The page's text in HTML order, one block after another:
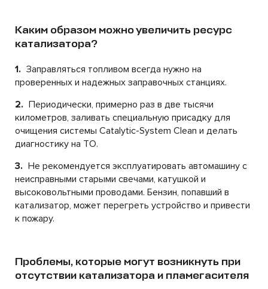
Каким образом можно увеличить ресурс
катализатора?
1. Заправляться топливом всегда нужно на
проверенных и надежных заправочных станциях.
2. Периодически, примерно раз в две тысячи
километров, заливать специальную присадку для
очищения системы Catalytic-System Clean и делать
диагностику на ТО.
3. Не рекомендуется эксплуатировать автомашину с
неисправными старыми свечами, катушкой и
высоковольтными проводами. Бензин, попавший в
катализатор, может перегреть устройство и привести
к пожару.
Проблемы, которые могут возникнуть при
отсутствии катализатора и пламегасителя